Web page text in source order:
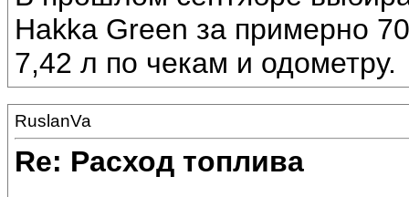
Hakka Green за примерно
7,42 л по чекам и одометру.
RuslanVa
Re: Расход топлива